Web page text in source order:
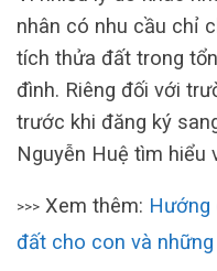
nhân có nhu cầu chỉ
tích thửa đất trong
đình. Riêng đối với
trước khi đăng ký
Nguyễn Huệ tìm hiểu
>>> Xem thêm: Hướng
đất cho con và